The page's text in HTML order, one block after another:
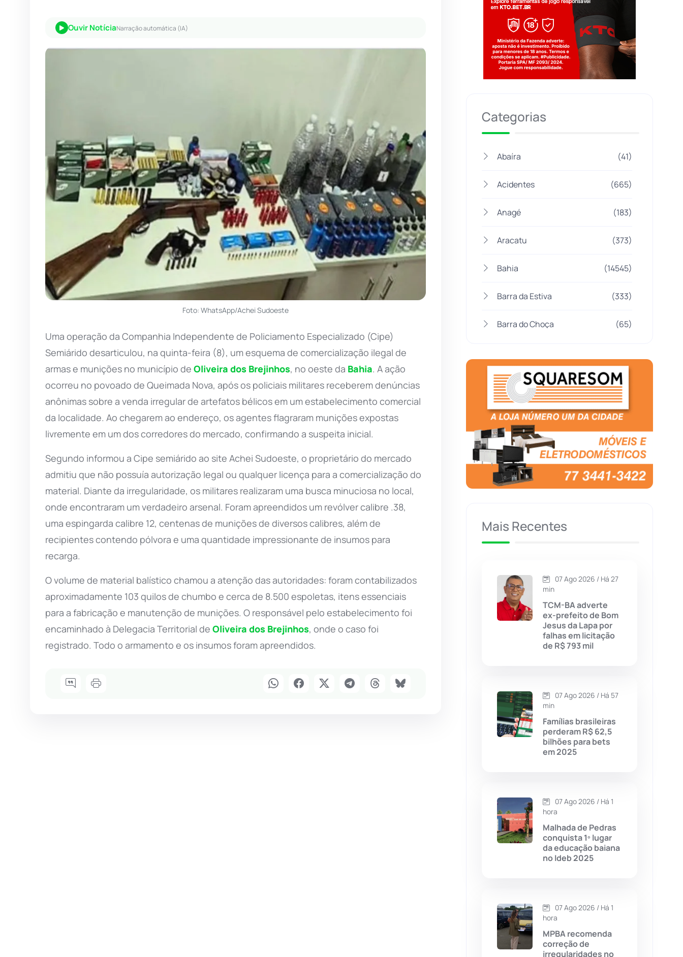
Ouvir NotíciaNarração automática (IA)
Foto: WhatsApp/Achei Sudoeste
Uma operação da Companhia Independente de Policiamento Especializado (Cipe)
Semiárido desarticulou, na quinta-feira (8), um esquema de comercialização ilegal de
armas e munições no município de Oliveira dos Brejinhos, no oeste da Bahia. A ação
ocorreu no povoado de Queimada Nova, após os policiais militares receberem denúncias
anônimas sobre a venda irregular de artefatos bélicos em um estabelecimento comercial
da localidade. Ao chegarem ao endereço, os agentes flagraram munições expostas
livremente em um dos corredores do mercado, confirmando a suspeita inicial.
Segundo informou a Cipe semiárido ao site Achei Sudoeste, o proprietário do mercado
admitiu que não possuía autorização legal ou qualquer licença para a comercialização do
material. Diante da irregularidade, os militares realizaram uma busca minuciosa no local,
onde encontraram um verdadeiro arsenal. Foram apreendidos um revólver calibre .38,
uma espingarda calibre 12, centenas de munições de diversos calibres, além de
recipientes contendo pólvora e uma quantidade impressionante de insumos para
recarga.
O volume de material balístico chamou a atenção das autoridades: foram contabilizados
aproximadamente 103 quilos de chumbo e cerca de 8.500 espoletas, itens essenciais
para a fabricação e manutenção de munições. O responsável pelo estabelecimento foi
encaminhado à Delegacia Territorial de Oliveira dos Brejinhos, onde o caso foi
registrado. Todo o armamento e os insumos foram apreendidos.
Categorias
Abaíra (41)
Acidentes (665)
Anagé (183)
Aracatu (373)
Bahia (14545)
Barra da Estiva (333)
Barra do Choça (65)
Bom Jesus da Lapa (507)
Boquira (152)
Botuporã (72)
Brasil (7680)
Brumado (31955)
Caculé
Caetité (1504)
Candiba
Cândido Sales
Caturama
Chapada Diamantina
Contendas do Sincorá
Cordeiros (49)
(391)
Educação (232)
Érico Cardoso
Mais Recentes
07 Ago 2026 / Há 27
min
TCM-BA adverte
ex-prefeito de Bom
Jesus da Lapa por
falhas em licitação
de R$ 793 mil
07 Ago 2026 / Há 57
min
Famílias brasileiras
perderam R$ 62,5
bilhões para bets
em 2025
07 Ago 2026 / Há 1
hora
Malhada de Pedras
conquista 1º lugar
da educação baiana
no Ideb 2025
07 Ago 2026 / Há 1
hora
MPBA recomenda
correção de
irregularidades no